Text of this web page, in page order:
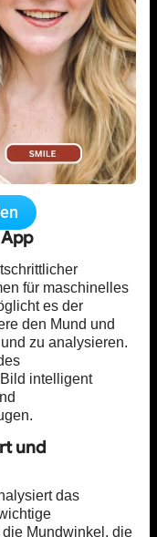
für maschinelles
es der
den Mund und
zu analysieren.
intelligent
und
das
Mundwinkel, die